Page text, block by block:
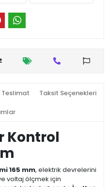
Teslimat Taksit Seçenekleri
Kontrol
165 mm, elektrik devrelerini
voltaj ölçmek için